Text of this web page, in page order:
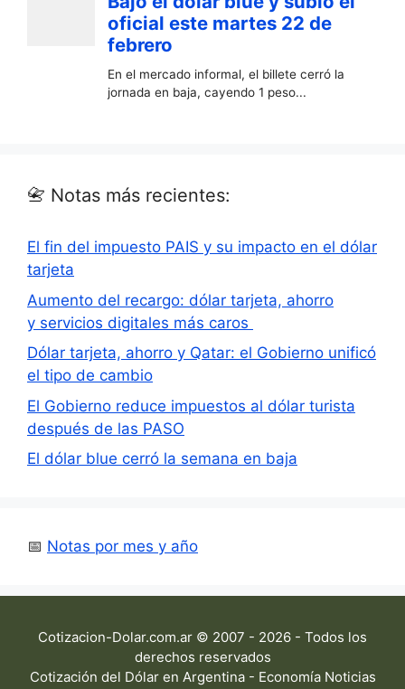
📇 Notas más recientes:
El fin del impuesto PAIS y su impacto en el dólar
tarjeta
Aumento del recargo: dólar tarjeta, ahorro
y servicios digitales más caros
Dólar tarjeta, ahorro y Qatar: el Gobierno unificó
el tipo de cambio
El Gobierno reduce impuestos al dólar turista
después de las PASO
El dólar blue cerró la semana en baja
📅 Notas por mes y año
Cotizacion-Dolar.com.ar © 2007 - 2026 - Todos los
derechos reservados
Cotización del Dólar en Argentina - Economía Noticias